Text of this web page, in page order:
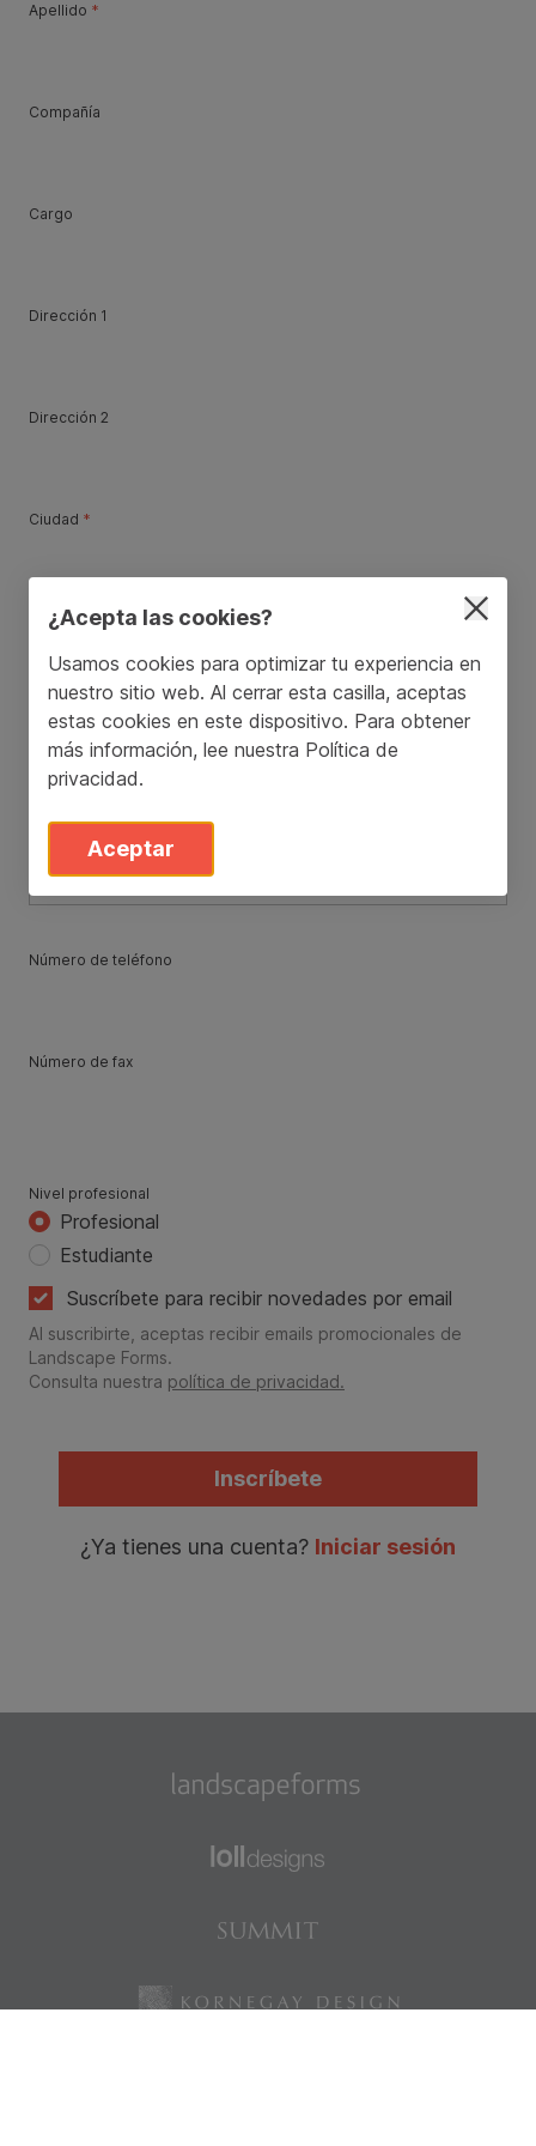
Apellido *
Compañía
Cargo
Dirección 1
Dirección 2
Ciudad *
Código postal/ Zona postal*
País*
State *
Número de teléfono
Número de fax
Nivel profesional
Profesional
Estudiante
Suscríbete para recibir novedades por email
Al suscribirte, aceptas recibir emails promocionales de
Landscape Forms.
Consulta nuestra política de privacidad.
Inscríbete
¿Ya tienes una cuenta? Iniciar sesión
¿Acepta las cookies?
Usamos cookies para optimizar tu experiencia en
nuestro sitio web. Al cerrar esta casilla, aceptas
estas cookies en este dispositivo. Para obtener
más información, lee nuestra Política de
privacidad.
Aceptar